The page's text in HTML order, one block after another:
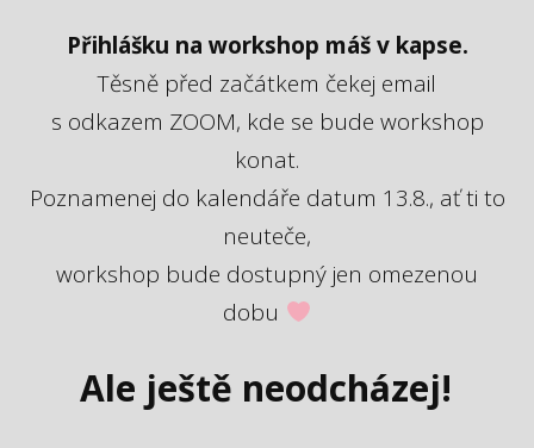
Přihlášku na workshop máš v kapse.
Těsně před začátkem čekej email
s odkazem ZOOM, kde se bude workshop
konat.
Poznamenej do kalendáře datum 13.8., ať ti to
neuteče,
workshop bude dostupný jen omezenou
dobu
Ale ještě neodcházej!